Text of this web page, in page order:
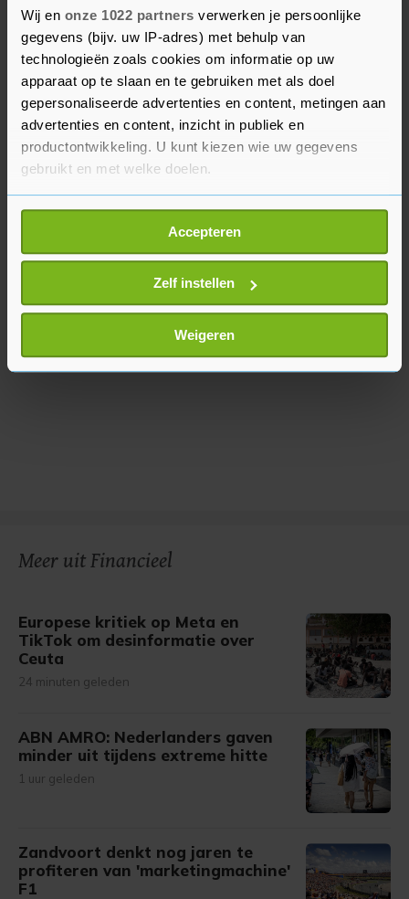
Wij en onze 1022 partners verwerken je persoonlijke
gegevens (bijv. uw IP-adres) met behulp van
technologieën zoals cookies om informatie op uw
apparaat op te slaan en te gebruiken met als doel
gepersonaliseerde advertenties en content, metingen aan
advertenties en content, inzicht in publiek en
productontwikkeling. U kunt kiezen wie uw gegevens
gebruikt en met welke doelen.
Als u het toestaat, willen we ook graag:
Informatie verzamelen over uw geografische
locatie, die tot een paar meter nauwkeurig kan zijn
Uw apparaat identificeren door het actief te
scannen op specifieke eigenschappen (fingerprinting)
Lees meer over hoe uw persoonlijke gegevens worden
verwerkt en stel uw voorkeuren in het
U kunt uw toestemming op elk moment wijzigen of
Accepteren
Zelf instellen
Weigeren
Europese producten. De lidstaten en de Europese
Commissie zeggen zowel in gesprek te willen
blijven met de Amerikanen als terug te willen
slaan met tegentarieven als dat nodig is.
Woensdag nemen de lidstaten naar verwachting
een besluit over een lijst met tegenmaatregelen.
Meer uit Financieel
Europese kritiek op Meta en
TikTok om desinformatie over
Ceuta
24 minuten geleden
ABN AMRO: Nederlanders gaven
minder uit tijdens extreme hitte
1 uur geleden
Zandvoort denkt nog jaren te
profiteren van 'marketingmachine'
F1